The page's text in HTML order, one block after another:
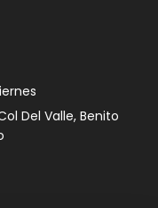
Del Valle, Benito